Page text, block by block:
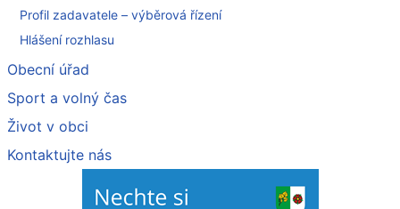
Profil zadavatele – výběrová řízení
Hlášení rozhlasu
Obecní úřad
Sport a volný čas
Život v obci
Kontaktujte nás